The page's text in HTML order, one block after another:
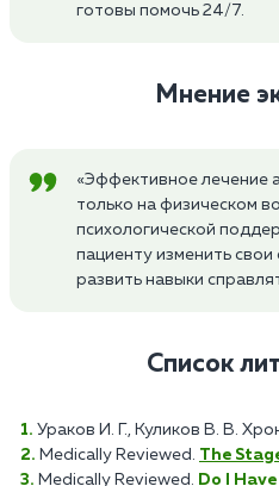
готовы помочь 24/7.
Мнение
«Эффективное лечение
только на физическом
психологической
пациенту изменить
развить навыки
Список
Ураков И. Г., Куликов В. В.
Medically Reviewed. The
Medically Reviewed.
Do I